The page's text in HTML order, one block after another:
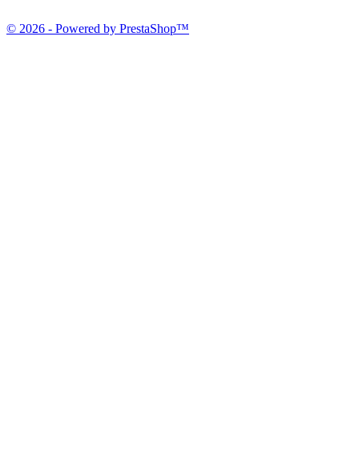
© 2026 - Powered by PrestaShop™